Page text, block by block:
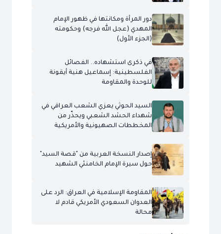
دور المرأة ومكانتها في ظهور الإمام
المهدي (عجل الله فرجه) وحكومته
(الجزء الأول)
في ذكرى استشهاده.. الفصائل
الفلسطينية: إسماعيل هنية أيقونة
للوحدة والمقاومة
السيد الحوثي يعزي الشعب العراقي في
شهداء الحشد الشعبي ويحذّر من
المخططات الصهيونية والأمريكية
إصدار النسخة العربية من "قصة السيد"
حول سيرة الإمام الخامنئي الشهيد
المقاومة الإسلامية في العراق: الرد على
العدوان السعودي الأمريكي قادم لا
محالة